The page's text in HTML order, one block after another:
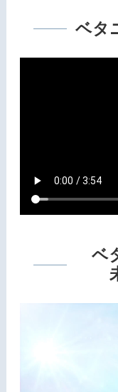
ベタ
ベ